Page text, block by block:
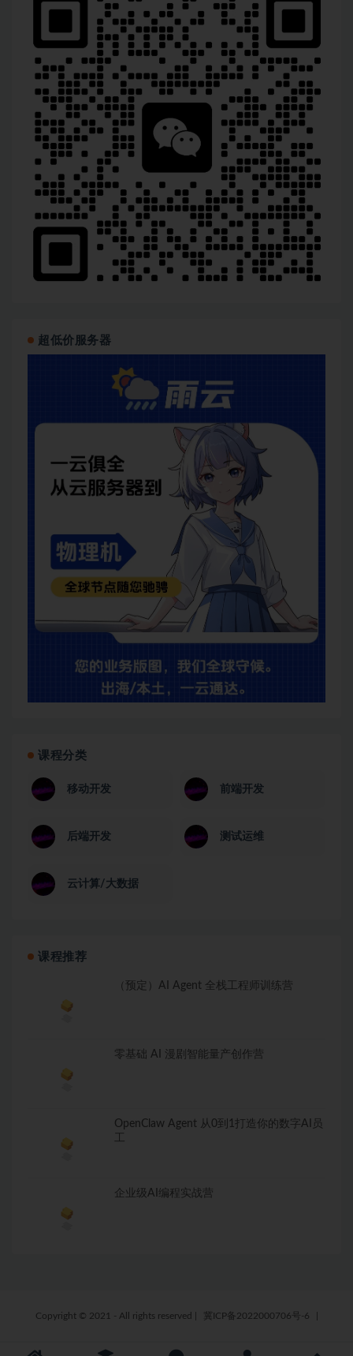
超低价服务器
课程分类
移动开发 前端开发
后端开发 测试运维
云计算/大数据
课程推荐
（预定）AI Agent 全栈工程师训练营
零基础 AI 漫剧智能量产创作营
OpenClaw Agent 从0到1打造你的数字AI员
工
企业级AI编程实战营
Copyright © 2021 - All rights reserved 冀ICP备2022000706号-6